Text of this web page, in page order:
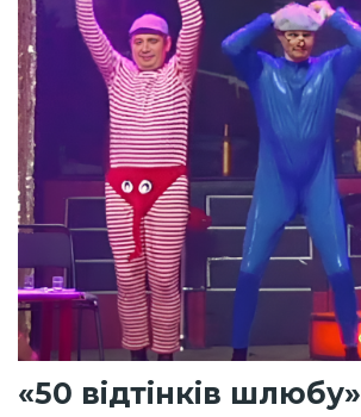
«50 відтінків шлюбу»